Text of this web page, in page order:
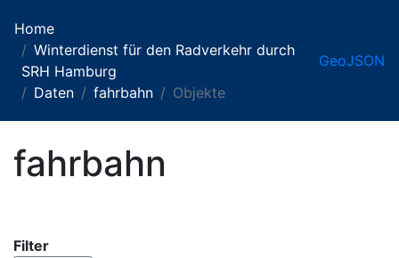
Home
Winterdienst für den Radverkehr durch
SRH Hamburg
Daten
fahrbahn Objekte
GeoJSON
fahrbahn
Filter